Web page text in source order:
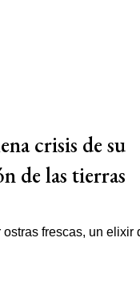
crisis de su
de las tierras